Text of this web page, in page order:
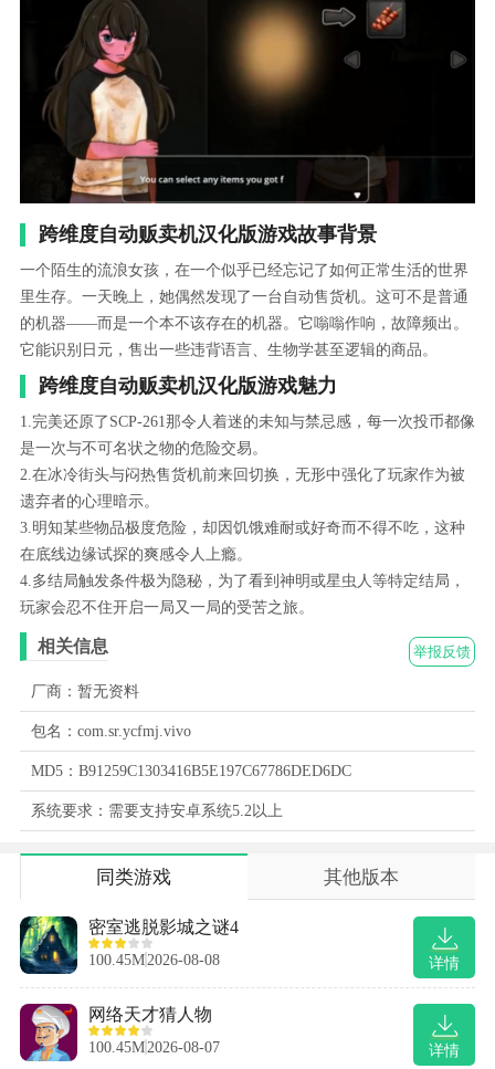
跨维度自动贩卖机汉化版游戏故事背景
一个陌生的流浪女孩，在一个似乎已经忘记了如何正常生活的世界
里生存。一天晚上，她偶然发现了一台自动售货机。这可不是普通
的机器——而是一个本不该存在的机器。它嗡嗡作响，故障频出。
它能识别日元，售出一些违背语言、生物学甚至逻辑的商品。
跨维度自动贩卖机汉化版游戏魅力
1.完美还原了SCP-261那令人着迷的未知与禁忌感，每一次投币都像
是一次与不可名状之物的危险交易。
2.在冰冷街头与闷热售货机前来回切换，无形中强化了玩家作为被
遗弃者的心理暗示。
3.明知某些物品极度危险，却因饥饿难耐或好奇而不得不吃，这种
在底线边缘试探的爽感令人上瘾。
4.多结局触发条件极为隐秘，为了看到神明或星虫人等特定结局，
玩家会忍不住开启一局又一局的受苦之旅。
举报反馈
相关信息
厂商：暂无资料
包名：com.sr.ycfmj.vivo
MD5：B91259C1303416B5E197C67786DED6DC
系统要求：需要支持安卓系统5.2以上
同类游戏 其他版本
详情
密室逃脱影城之谜4
100.45M 2026-08-08
详情
网络天才猜人物
100.45M 2026-08-07